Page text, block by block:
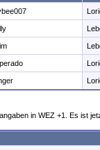
in WEZ +1. Es ist